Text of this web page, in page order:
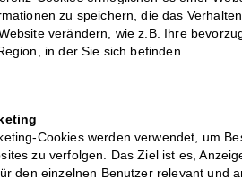
zu speichern, die das
verändern, wie z.B. Ihre
in der Sie sich befinden.
Cookies werden verwendet, um
zu verfolgen. Das Ziel ist es,
den einzelnen Benutzer relevant und